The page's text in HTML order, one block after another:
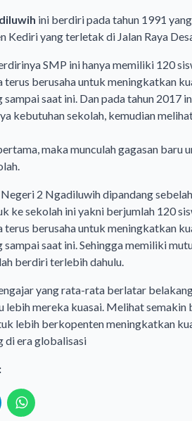
ini berdiri pada tahun 1991
Kediri yang terletak di Jalan Raya
SMP ini hanya memiliki 120
terus berusaha untuk meningkatkan
saat ini. Dan pada tahun 2017
kebutuhan sekolah, kemudian
maka munculah gagasan
2 Ngadiluwih dipandang
ke sekolah ini yakni berjumlah 120
terus berusaha untuk meningkatkan
saat ini. Sehingga memiliki
berdiri terlebih dahulu.
yang rata-rata berlatar
lebih mereka kuasai. Melihat
lebih berkopenten meningkatkan
di era globalisasi